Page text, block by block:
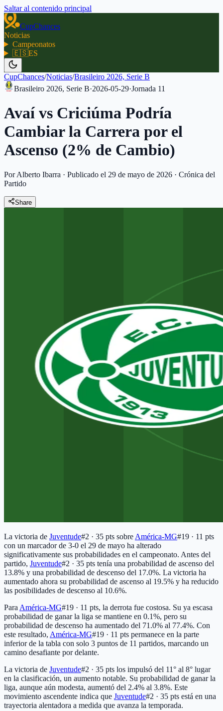
Saltar al contenido principal
CupChances
Noticias
Campeonatos
🇪🇸ES
CupChances/Noticias/Brasileiro 2026, Serie B
Brasileiro 2026, Serie B·2026-05-29·Jornada 11
Avaí vs Criciúma Podría
Cambiar la Carrera por el
Ascenso (2% de Cambio)
Por Alberto Ibarra · Publicado el 29 de mayo de 2026 · Crónica del
Partido
Share
La victoria de Juventude#2 · 35 pts sobre América-MG#19 · 11 pts
con un marcador de 3-0 el 29 de mayo ha alterado
significativamente sus probabilidades en el campeonato. Antes del
partido, Juventude#2 · 35 pts tenía una probabilidad de ascenso del
13.8% y una probabilidad de descenso del 17.0%. La victoria ha
aumentado ahora su probabilidad de ascenso al 19.5% y ha reducido
las posibilidades de descenso al 10.6%.
Para América-MG#19 · 11 pts, la derrota fue costosa. Su ya escasa
probabilidad de ganar la liga se mantiene en 0.1%, pero su
probabilidad de descenso ha aumentado del 71.0% al 77.4%. Con
este resultado, América-MG#19 · 11 pts permanece en la parte
inferior de la tabla con solo 3 puntos de 11 partidos, marcando un
camino desafiante por delante.
La victoria de Juventude#2 · 35 pts los impulsó del 11° al 8° lugar
en la clasificación, un aumento notable. Su probabilidad de ganar la
liga, aunque aún modesta, aumentó del 2.4% al 3.8%. Este
movimiento ascendente indica que Juventude#2 · 35 pts está en una
trayectoria alentadora a medida que avanza la temporada.